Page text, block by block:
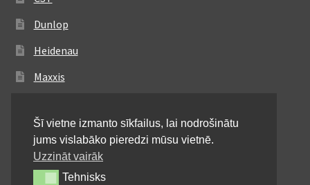
Dunlop
Heidenau
Maxxis
Michelin
Mitas
Pirelli
Šī vietne izmanto sīkfailus, lai nodrošinātu
jums vislabāko pieredzi mūsu vietnē.
Uzzināt vairāk
TehnisksTehnisks